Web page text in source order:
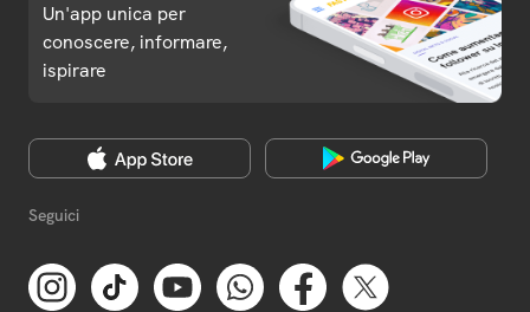
Un'app unica per
conoscere, informare,
ispirare
Seguici